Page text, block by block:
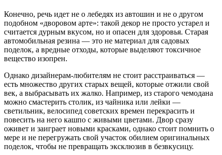
Конечно, речь идет не о лебедях из автошин и не о другом
подобном «дворовом арте»: такой декор не просто устарел и
считается дурным вкусом, но и опасен для здоровья. Старая
автомобильная резина — это не материал для садовых
поделок, а вредные отходы, которые выделяют токсичное
вещество изопрен.
Однако дизайнерам-любителям не стоит расстраиваться —
есть множество других старых вещей, которые отжили свой
век, а выбрасывать их жалко. Например, из старого чемодана
можно смастерить столик, из чайника или лейки —
светильник, велосипед советских времен перекрасить и
повесить на него кашпо с живыми цветами. Двор сразу
оживет и заиграет новыми красками, однако стоит помнить о
мере и не перегружать свой участок обилием оригинальных
поделок, чтобы не превращать эксклюзив в безвкусицу.